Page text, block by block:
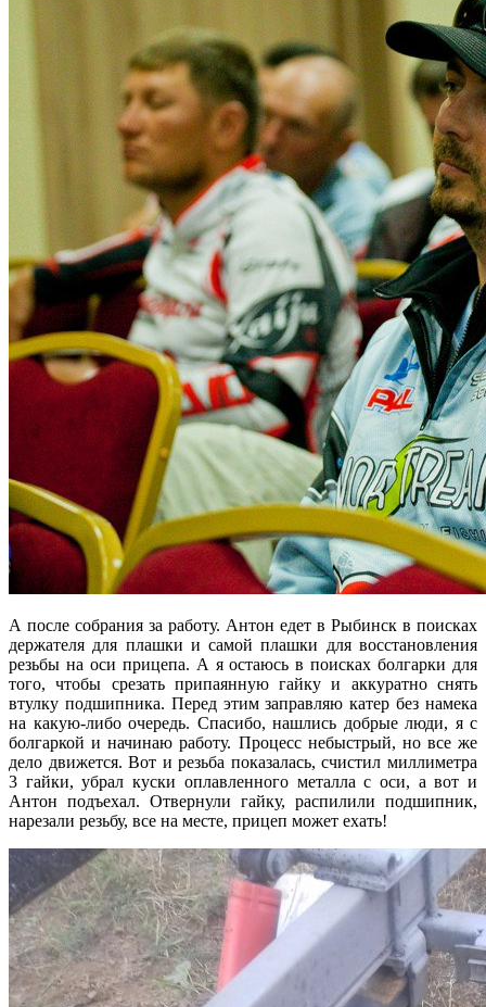
А после собрания за работу. Антон едет в Рыбинск в поисках
держателя для плашки и самой плашки для восстановления
резьбы на оси прицепа. А я остаюсь в поисках болгарки для
того, чтобы срезать припаянную гайку и аккуратно снять
втулку подшипника. Перед этим заправляю катер без намека
на какую-либо очередь. Спасибо, нашлись добрые люди, я с
болгаркой и начинаю работу. Процесс небыстрый, но все же
дело движется. Вот и резьба показалась, счистил миллиметра
3 гайки, убрал куски оплавленного металла с оси, а вот и
Антон подъехал. Отвернули гайку, распилили подшипник,
нарезали резьбу, все на месте, прицеп может ехать!